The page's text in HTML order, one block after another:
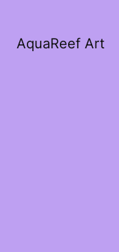
AquaReef Art